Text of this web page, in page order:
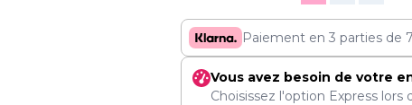
Paiement en 3 parties de
Vous avez besoin de votre
Choisissez l'option Express